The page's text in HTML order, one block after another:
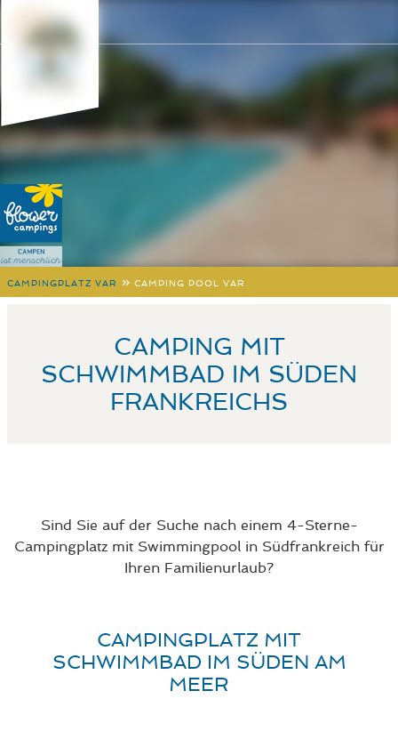
CAMPINGPLATZ VAR » CAMPING POOL VAR
CAMPING MIT
SCHWIMMBAD IM SÜDEN
FRANKREICHS
Sind Sie auf der Suche nach einem 4-Sterne-
Campingplatz mit Swimmingpool in Südfrankreich für
Ihren Familienurlaub?
CAMPINGPLATZ MIT
SCHWIMMBAD IM SÜDEN AM
MEER